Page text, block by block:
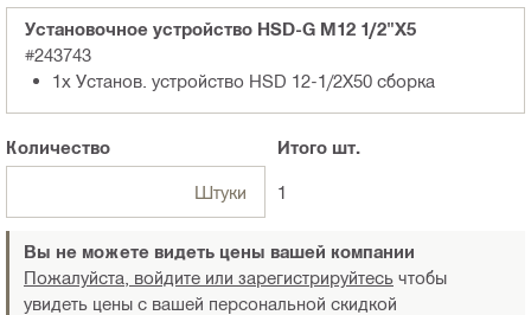
Установочное устройство HSD-G M12 1/2"X5
#243743
1x Установ. устройство HSD 12-1/2X50 сборка
Количество
Штуки
Итого шт.
1
Вы не можете видеть цены вашей компании
Пожалуйста, войдите или зарегистрируйтесь чтобы
увидеть цены с вашей персональной скидкой